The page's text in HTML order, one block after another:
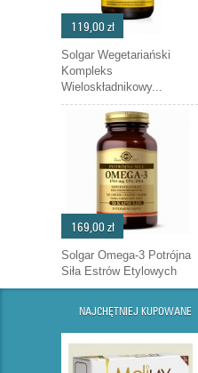
119,00 zł
Solgar Wegetariański
Kompleks
Wieloskładnikowy...
169,00 zł
Solgar Omega-3 Potrójna
Siła Estrów Etylowych
NAJCHĘTNIEJ KUPOWANE